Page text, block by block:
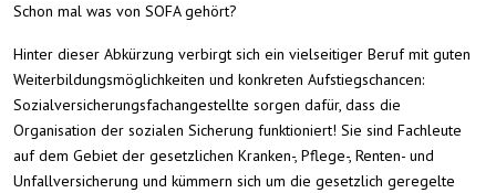
Schon mal was von SOFA gehört?
Hinter dieser Abkürzung verbirgt sich ein vielseitiger Beruf mit guten
Weiterbildungsmöglichkeiten und konkreten Aufstiegschancen:
Sozialversicherungsfachangestellte sorgen dafür, dass die
Organisation der sozialen Sicherung funktioniert! Sie sind Fachleute
auf dem Gebiet der gesetzlichen Kranken-, Pflege-, Renten- und
Unfallversicherung und kümmern sich um die gesetzlich geregelte